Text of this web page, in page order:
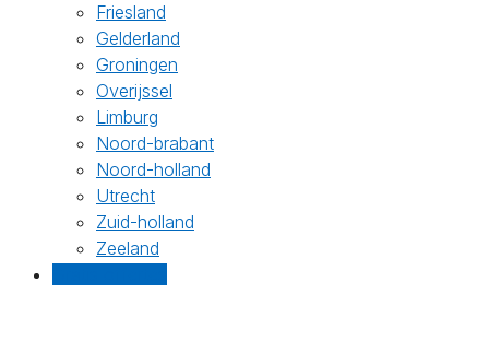
Friesland
Gelderland
Groningen
Overijssel
Limburg
Noord-brabant
Noord-holland
Utrecht
Zuid-holland
Zeeland